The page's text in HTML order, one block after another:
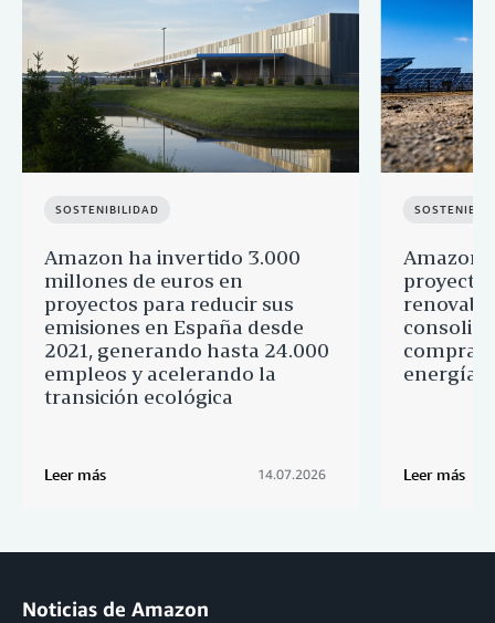
SOSTENIBILIDAD
Amazon ha invertido 3.000
millones de euros en
proyectos para reducir sus
emisiones en España desde
2021, generando hasta 24.000
empleos y acelerando la
transición ecológica
Leer más 14.07.2026
Amazon
energía
Leer más
Noticias de Amazon